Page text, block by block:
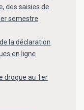
des saisies de
semestre
la déclaration
en ligne
drogue au 1er